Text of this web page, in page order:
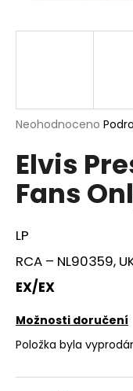
Průměrné
produktu
je
0,0
hvězdiček.
Neohodnoceno
Elvis
Fans
LP
RCA ‎– NL90359,
EX/EX
Možnosti doručení
Položka byla
j
?
o
p
r
u
č
u